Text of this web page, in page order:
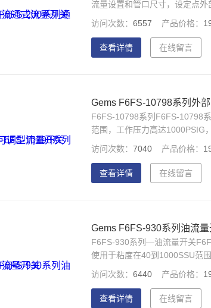
流量设置和管口尺寸，设定点
机、热交换机、感应熔炉、杀菌
访问次数：6557 产品价格：
查看详情 在线留言
Gems F6FS-10798系列外
F6FS-10798系列F6FS-10798
范围，工作压力高达1000PSIG
丝刀就进行现场调节。主要应用
访问次数：7040 产品价格：
查看详情 在线留言
Gems F6FS-930系列油流量
F6FS-930系列—油流量开关
使用于粘度在40到1000SSU范
用300SSU油作动作点标定。主
访问次数：6440 产品价格：
查看详情 在线留言